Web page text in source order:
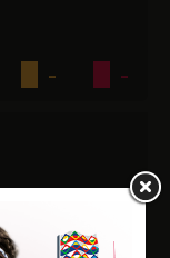
- -